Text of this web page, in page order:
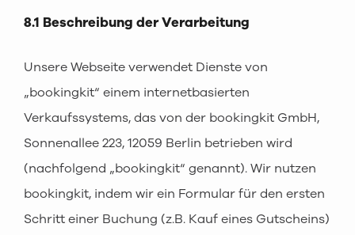
8.1 Beschreibung der Verarbeitung
Unsere Webseite verwendet Dienste von
„bookingkit“ einem internetbasierten
Verkaufssystems, das von der bookingkit GmbH,
Sonnenallee 223, 12059 Berlin betrieben wird
(nachfolgend „bookingkit“ genannt). Wir nutzen
bookingkit, indem wir ein Formular für den ersten
Schritt einer Buchung (z.B. Kauf eines Gutscheins)